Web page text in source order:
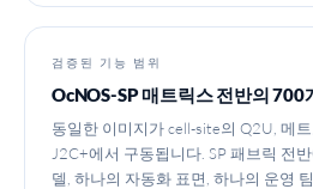
검증된 기능 범위
OcNOS-SP 매트릭스 전반의 700
동일한 이미지가 cell-site의 Q2U, 메
J2C+에서 구동됩니다. SP 패브릭 전
델, 하나의 자동화 표면, 하나의 운영